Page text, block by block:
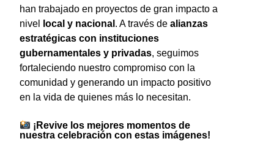
han trabajado en proyectos de gran impacto a
nivel
local y nacional . A través de alianzas
estratégicas con instituciones
gubernamentales y privadas, seguimos
fortaleciendo nuestro compromiso con la
comunidad y generando un impacto positivo
en la vida de quienes más lo necesitan.
¡Revive los mejores momentos de
nuestra celebración con estas imágenes!